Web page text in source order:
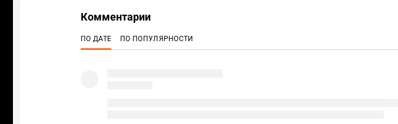
Комментарии
ПО ДАТЕ ПО ПОПУЛЯРНОСТИ